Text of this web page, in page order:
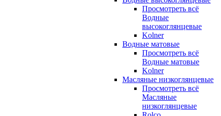
Просмотреть всё
Водные
высокоглянцевые
Kolner
Водные матовые
Просмотреть всё
Водные матовые
Kolner
Масляные низкоглянцевые
Просмотреть всё
Масляные
низкоглянцевые